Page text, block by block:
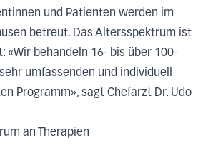
und Patienten werden im
betreut. Das Altersspektrum ist
«Wir behandeln 16- bis über 100-
umfassenden und individuell
Programm», sagt Chefarzt Dr. Udo
an Therapien